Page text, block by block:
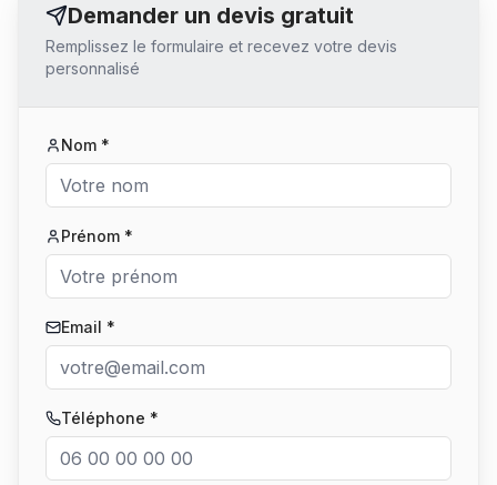
Demander un devis gratuit
Remplissez le formulaire et recevez votre devis
personnalisé
Nom *
Prénom *
Email *
Téléphone *